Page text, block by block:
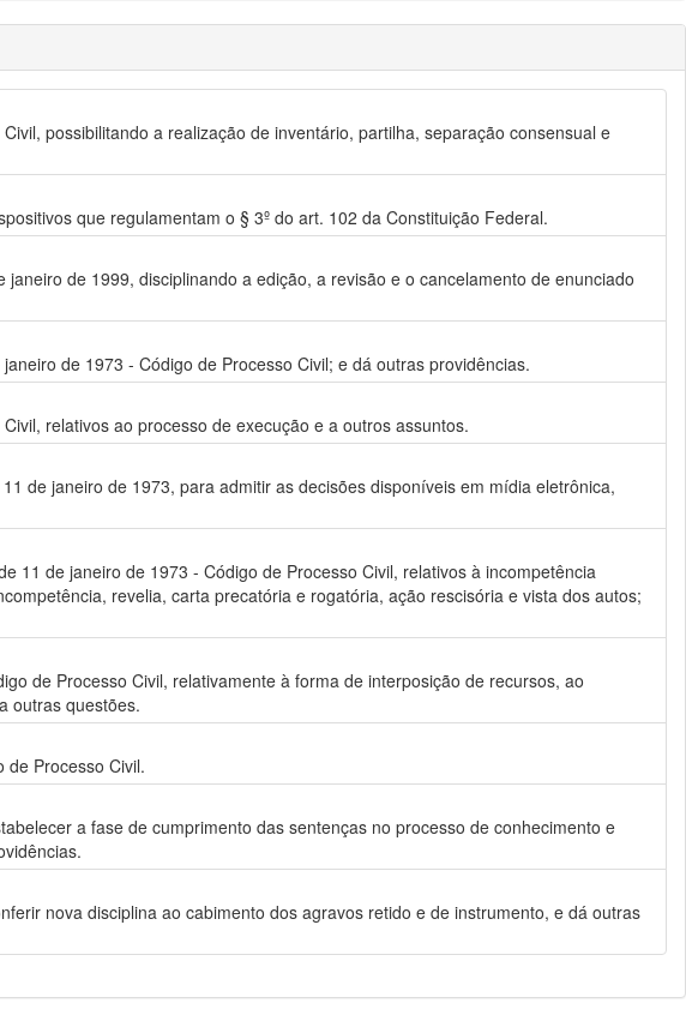
possibilitando a realização de inventário, partilha, separação consensual e
que regulamentam o § 3º do art. 102 da Constituição Federal.
de 1999, disciplinando a edição, a revisão e o cancelamento de enunciado
de 1973 - Código de Processo Civil; e dá outras providências.
relativos ao processo de execução e a outros assuntos.
de janeiro de 1973, para admitir as decisões disponíveis em mídia eletrônica,
11 de janeiro de 1973 - Código de Processo Civil, relativos à incompetência
revelia, carta precatória e rogatória, ação rescisória e vista dos autos;
de Processo Civil, relativamente à forma de interposição de recursos, ao
outras questões.
de Processo Civil.
a fase de cumprimento das sentenças no processo de conhecimento e
nova disciplina ao cabimento dos agravos retido e de instrumento, e dá outras